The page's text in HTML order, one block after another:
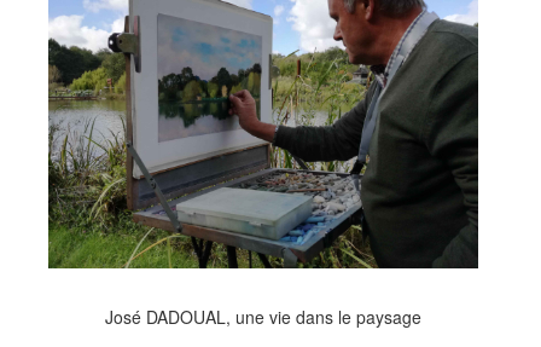
José DADOUAL, une vie dans le paysage